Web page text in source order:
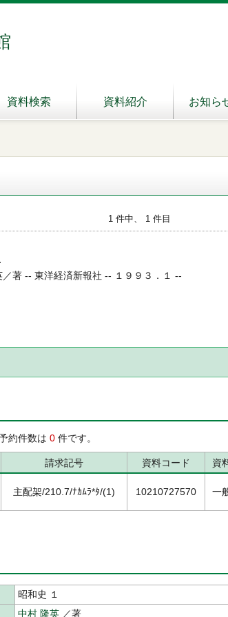
資料検索 資料紹介 お知ら
1 件中、 1 件目
／著 -- 東洋経済新報社 -- １９９３．１ --
約件数は 0 件です。
請求記号 資料コード 資
主配架/210.7/ﾅｶﾑﾗ*ﾀ/(1) 10210727570 一
昭和史 １
中村 隆英 ／著